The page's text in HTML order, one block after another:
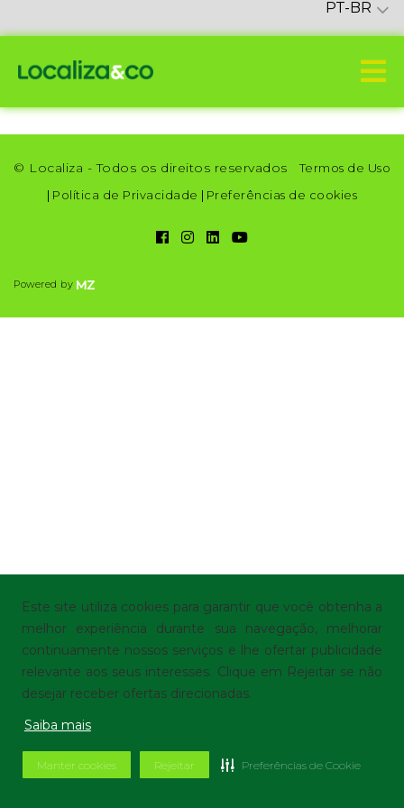
Este site utiliza cookies para garantir que você obtenha a
melhor experiência durante sua navegação, melhorar
continuamente nossos serviços e lhe ofertar publicidade
relevante aos seus interesses. Clique em Rejeitar se não
desejar receber ofertas direcionadas.
Saiba mais
Manter cookies Rejeitar Preferências de Cookie
PT-BR
© Localiza - Todos os direitos reservados
Termos de Uso
| Política de Privacidade | Preferências de cookies
Powered by